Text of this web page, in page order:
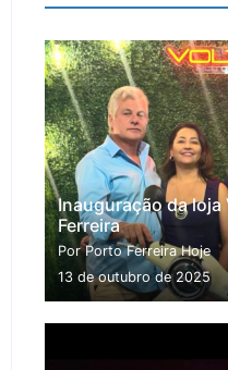
Inauguração da loja
Ferreira
Por Porto Ferreira Hoje
13 de outubro de 2025